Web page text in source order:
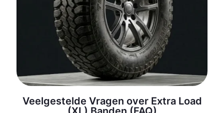
Veelgestelde Vragen over Extra Load